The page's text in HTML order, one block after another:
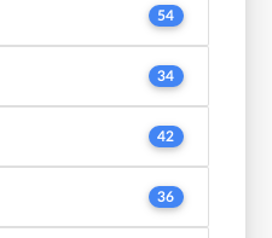
54
34
42
36